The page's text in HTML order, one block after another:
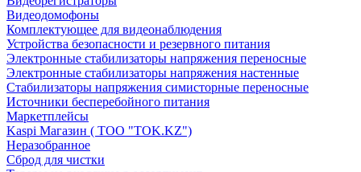
Видеодомофоны
Комплектующее для видеонаблюдения
Устройства безопасности и резервного питания
Электронные стабилизаторы напряжения переносные
Электронные стабилизаторы напряжения настенные
Стабилизаторы напряжения симисторные переносные
Источники бесперебойного питания
Маркетплейсы
Kaspi Магазин ( ТОО "TOK.KZ")
Неразобранное
Сброд для чистки